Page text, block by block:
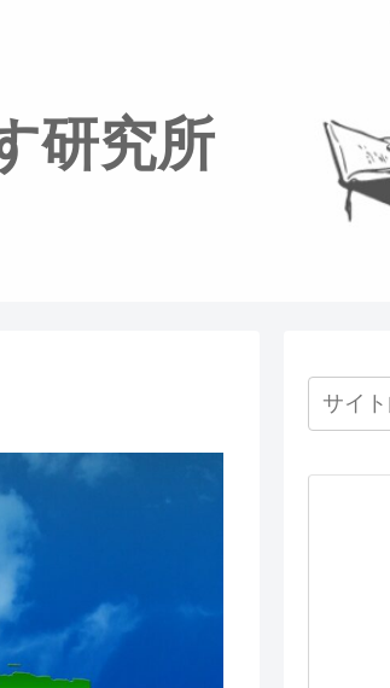
研究所